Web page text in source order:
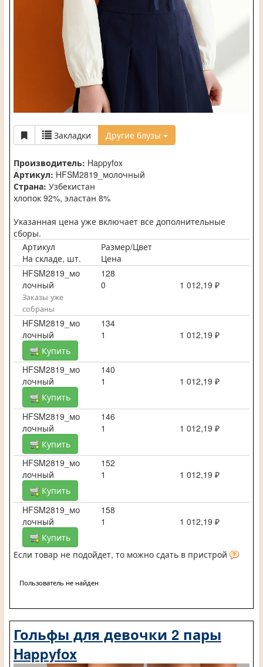
Закладки Другие блузы
Производитель: Happyfox
Артикул: HFSM2819_молочный
Страна: Узбекистан
хлопок 92%, эластан 8%
Указанная цена уже включает все дополнительные
сборы.
Артикул
Размер/Цвет
На складе, шт.
Цена
HFSM2819_мо
лочный
128
0
1 012,19 ₽
Заказы уже
собраны
HFSM2819_мо
лочный
134
1
1 012,19 ₽
Купить
HFSM2819_мо
лочный
140
1
1 012,19 ₽
Купить
HFSM2819_мо
лочный
146
1
1 012,19 ₽
Купить
HFSM2819_мо
лочный
152
1
1 012,19 ₽
Купить
HFSM2819_мо
лочный
158
1
1 012,19 ₽
Купить
Если товар не подойдет, то можно сдать в пристрой
Пользователь не найден
Гольфы для девочки 2 пары
Happyfox